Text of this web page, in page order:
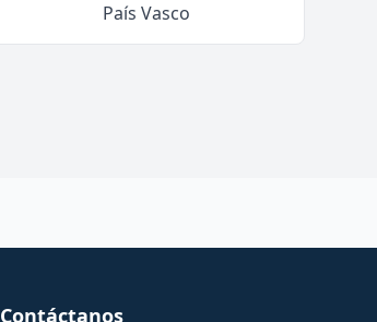
País Vasco
Contáctanos